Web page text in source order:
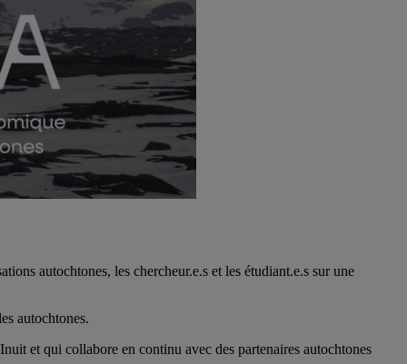
autochtones, les chercheur.e.s et les étudiant.e.s sur une
autochtones.
et qui collabore en continu avec des partenaires autochtones